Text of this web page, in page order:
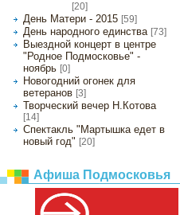
[20]
День Матери - 2015 [59]
День народного единства [73]
Выездной концерт в центре
"Родное Подмосковье" -
ноябрь [0]
Новогодний огонек для
ветеранов [3]
Творческий вечер Н.Котова
[14]
Спектакль "Мартышка едет в
новый год" [20]
Афиша Подмосковья